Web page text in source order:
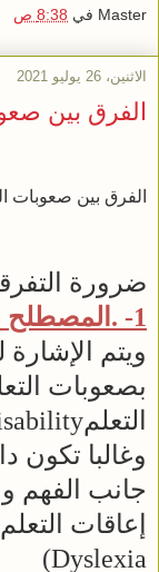
Master في 8:38 ص
الاثنين، 26 يوليو 2021
الفرق بين
الفرق بين صعوبات
ضرورة
1- .المصطلح الأول: learning disability
ويتم الإشارة
التعلمdisability واضطرابات التعلمdisorder
وغالبا تكون
جانب الفهم
إعاقات
Dyslexia)